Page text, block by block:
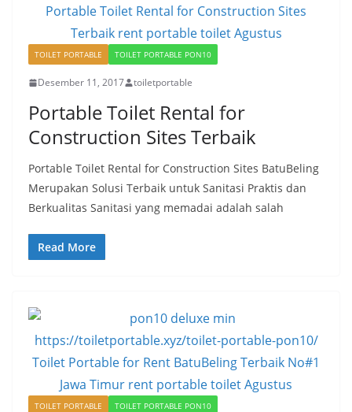
TOILET PORTABLE TOILET PORTABLE PON10
Desember 11, 2017 toiletportable
Portable Toilet Rental for
Construction Sites Terbaik
Portable Toilet Rental for Construction Sites BatuBeling
Merupakan Solusi Terbaik untuk Sanitasi Praktis dan
Berkualitas Sanitasi yang memadai adalah salah
Read More
TOILET PORTABLE TOILET PORTABLE PON10